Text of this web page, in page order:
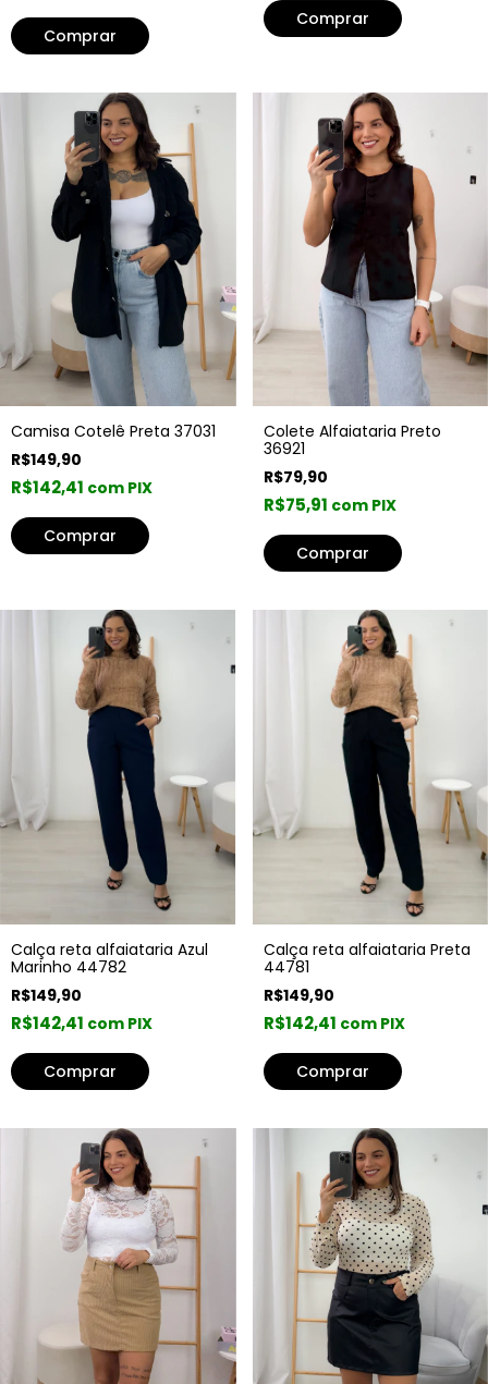
Comprar
Comprar
Camisa Cotelê Preta 37031
R$149,90
R$142,41 com PIX
Comprar
Colete Alfaiataria Preto
36921
R$79,90
R$75,91 com PIX
Comprar
Calça reta alfaiataria Azul
Marinho 44782
R$149,90
R$142,41 com PIX
Comprar
Calça reta alfaiataria Preta
44781
R$149,90
R$142,41 com PIX
Comprar